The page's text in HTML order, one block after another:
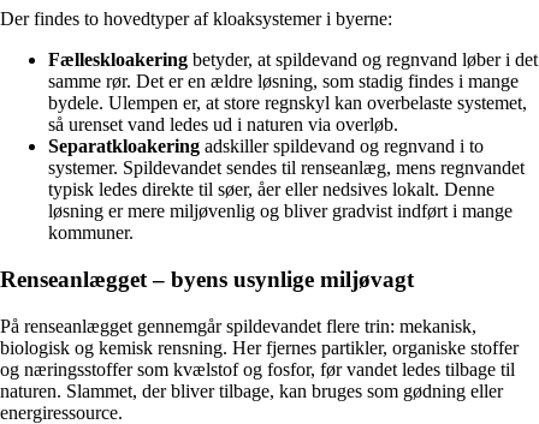
Der findes to hovedtyper af kloaksystemer i byerne:
Fælleskloakering betyder, at spildevand og regnvand løber i det
samme rør. Det er en ældre løsning, som stadig findes i mange
bydele. Ulempen er, at store regnskyl kan overbelaste systemet,
så urenset vand ledes ud i naturen via overløb.
Separatkloakering adskiller spildevand og regnvand i to
systemer. Spildevandet sendes til renseanlæg, mens regnvandet
typisk ledes direkte til søer, åer eller nedsives lokalt. Denne
løsning er mere miljøvenlig og bliver gradvist indført i mange
kommuner.
Renseanlægget – byens usynlige miljøvagt
På renseanlægget gennemgår spildevandet flere trin: mekanisk,
biologisk og kemisk rensning. Her fjernes partikler, organiske stoffer
og næringsstoffer som kvælstof og fosfor, før vandet ledes tilbage til
naturen. Slammet, der bliver tilbage, kan bruges som gødning eller
energiressource.